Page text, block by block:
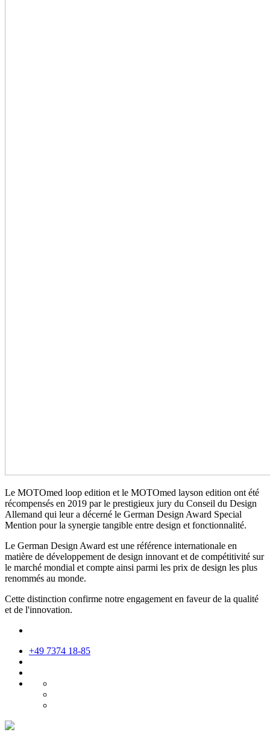
Le MOTOmed loop edition et le MOTOmed layson edition ont été
récompensés en 2019 par le prestigieux jury du Conseil du Design
Allemand qui leur a décerné le German Design Award Special
Mention pour la synergie tangible entre design et fonctionnalité.
Le German Design Award est une référence internationale en
matière de développement de design innovant et de compétitivité sur
le marché mondial et compte ainsi parmi les prix de design les plus
renommés au monde.
Cette distinction confirme notre engagement en faveur de la qualité
et de l'innovation.
+49 7374 18-85